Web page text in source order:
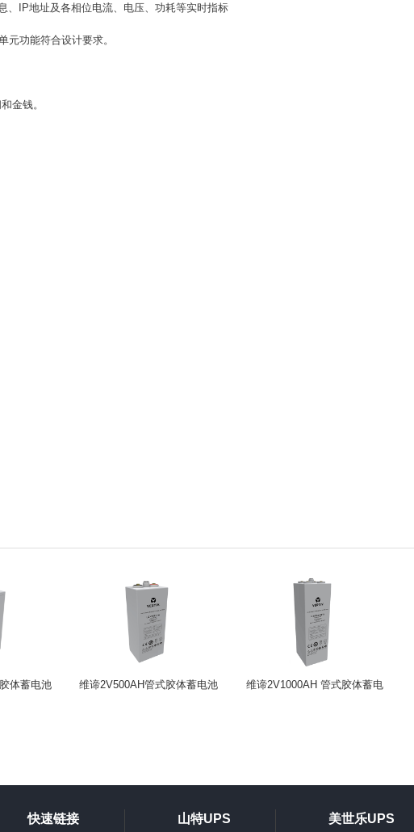
、IP地址及各相位电流、电压、功耗等实时指标
元功能符合设计要求。
金钱。
体蓄电池
维谛2V500AH管式胶体蓄电池
维谛2V1000AH 管式胶体蓄电
快速链接 山特UPS 美世乐UPS